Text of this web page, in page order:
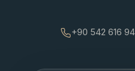
+90 542 616